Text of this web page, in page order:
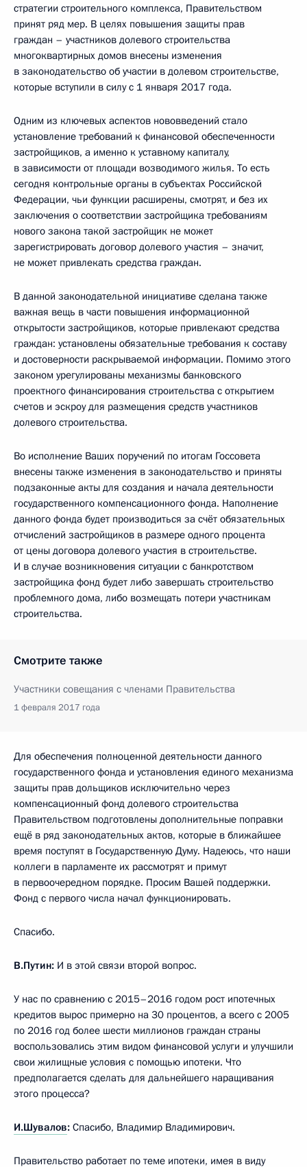
стратегии строительного комплекса, Правительством
принят ряд мер. В целях повышения защиты прав
граждан – участников долевого строительства
многоквартирных домов внесены изменения
в законодательство об участии в долевом строительстве,
которые вступили в силу с 1 января 2017 года.
Одним из ключевых аспектов нововведений стало
установление требований к финансовой обеспеченности
застройщиков, а именно к уставному капиталу,
в зависимости от площади возводимого жилья. То есть
сегодня контрольные органы в субъектах Российской
Федерации, чьи функции расширены, смотрят, и без их
заключения о соответствии застройщика требованиям
нового закона такой застройщик не может
зарегистрировать договор долевого участия – значит,
не может привлекать средства граждан.
В данной законодательной инициативе сделана также
важная вещь в части повышения информационной
открытости застройщиков, которые привлекают средства
граждан: установлены обязательные требования к составу
и достоверности раскрываемой информации. Помимо этого
законом урегулированы механизмы банковского
проектного финансирования строительства с открытием
счетов и эскроу для размещения средств участников
долевого строительства.
Во исполнение Ваших поручений по итогам Госсовета
внесены также изменения в законодательство и приняты
подзаконные акты для создания и начала деятельности
государственного компенсационного фонда. Наполнение
данного фонда будет производиться за счёт обязательных
отчислений застройщиков в размере одного процента
от цены договора долевого участия в строительстве.
И в случае возникновения ситуации с банкротством
застройщика фонд будет либо завершать строительство
проблемного дома, либо возмещать потери участникам
строительства.
Смотрите также
Участники совещания с членами Правительства
1 февраля 2017 года
Для обеспечения полноценной деятельности данного
государственного фонда и установления единого механизма
защиты прав дольщиков исключительно через
компенсационный фонд долевого строительства
Правительством подготовлены дополнительные поправки
ещё в ряд законодательных актов, которые в ближайшее
время поступят в Государственную Думу. Надеюсь, что наши
коллеги в парламенте их рассмотрят и примут
в первоочередном порядке. Просим Вашей поддержки.
Фонд с первого числа начал функционировать.
Спасибо.
В.Путин: И в этой связи второй вопрос.
У нас по сравнению с 2015–2016 годом рост ипотечных
кредитов вырос примерно на 30 процентов, а всего с 2005
по 2016 год более шести миллионов граждан страны
воспользовались этим видом финансовой услуги и улучшили
свои жилищные условия с помощью ипотеки. Что
предполагается сделать для дальнейшего наращивания
этого процесса?
И.Шувалов: Спасибо, Владимир Владимирович.
Правительство работает по теме ипотеки, имея в виду